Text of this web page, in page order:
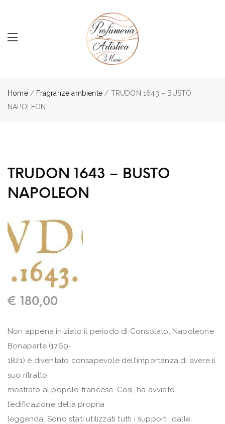
Home/ Fragranze ambiente / TRUDON 1643 – BUSTO
NAPOLEON
TRUDON 1643 – BUSTO
NAPOLEON
€ 180,00
Non appena iniziato il periodo di Consolato, Napoleone
Bonaparte (1769-
1821) è diventato consapevole dell’importanza di avere il
suo ritratto
mostrato al popolo francese. Così, ha avviato
l’edificazione della propria
leggenda. Sono stati utilizzati tutti i supporti: dalle